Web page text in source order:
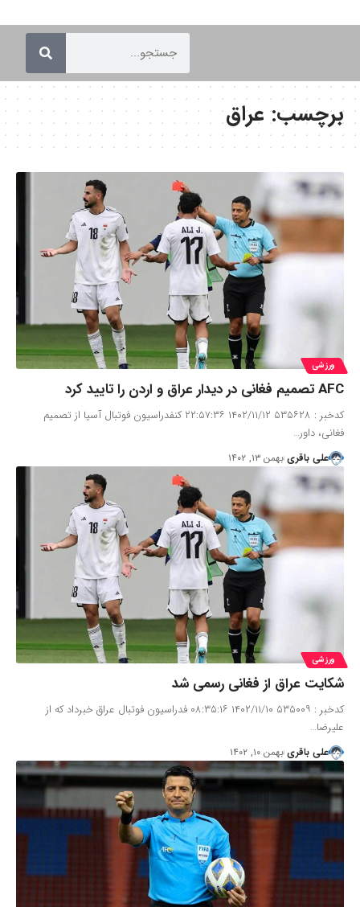
برچسب:عراق
ورزشی
AFC تصمیم فغانی در دیدار عراق و اردن را تایید کرد
کدخبر : ۵۳۵۶۲۸ ۱۴۰۲/۱۱/۱۲ ۲۲:۵۷:۳۶ کنفدراسیون فوتبال آسیا از تصمیم
فغانی، داور…
علی باقری بهمن ۱۳, ۱۴۰۲
ورزشی
شکایت عراق از فغانی رسمی شد
کدخبر : ۵۳۵۰۰۹ ۱۴۰۲/۱۱/۱۰ ۰۸:۳۵:۱۶ فدراسیون فوتبال عراق خبرداد که از
علیرضا…
علی باقری بهمن ۱۰, ۱۴۰۲